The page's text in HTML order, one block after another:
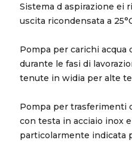
Sistema d aspirazione ei
uscita ricondensata a
Pompa per carichi
durante le fasi di
tenute in widia per alte
Pompa per trasferimenti
con testa in acciaio inox
particolarmente indicata